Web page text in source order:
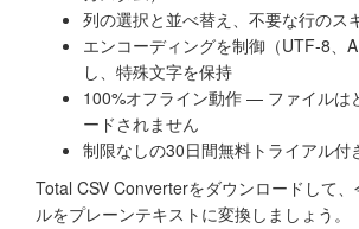
列の選択と並べ替え、不要な行のス
エンコーディングを制御（UTF-8、
し、特殊文字を保持
100%オフライン動作 — ファイルは
ードされません
制限なしの30日間無料トライアル付
Total CSV Converterをダウンロードして、
ルをプレーンテキストに変換しましょう。